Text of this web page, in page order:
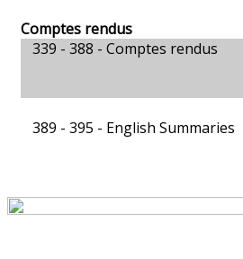
Comptes rendus
339 - 388 - Comptes rendus
389 - 395 - English Summaries